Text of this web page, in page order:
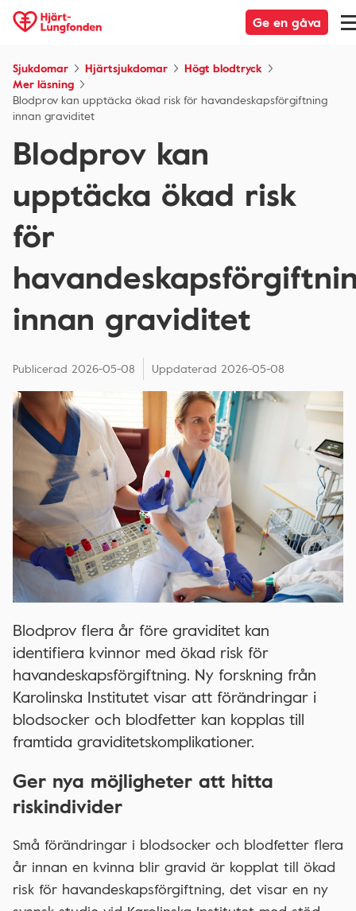
Ge en gåva
Sjukdomar Hjärtsjukdomar
Högt blodtryck
Mer läsning
Blodprov kan upptäcka ökad risk för havandeskapsförgiftning
innan graviditet
Blodprov kan
upptäcka ökad risk
för
innan graviditet
Publicerad 2026-05-08 Uppdaterad 2026-05-08
Blodprov flera år före graviditet kan
identifiera kvinnor med ökad risk för
havandeskapsförgiftning. Ny forskning från
Karolinska Institutet visar att förändringar i
blodsocker och blodfetter kan kopplas till
framtida graviditetskomplikationer.
Ger nya möjligheter att hitta
riskindivider
Små förändringar i blodsocker och blodfetter flera
år innan en kvinna blir gravid är kopplat till ökad
risk för havandeskapsförgiftning, det visar en ny